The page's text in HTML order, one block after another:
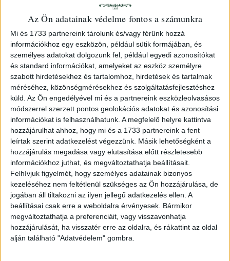
Az Ön adatainak védelme fontos a számunkra
Mi és 1733 partnereink tárolunk és/vagy férünk hozzá
információkhoz egy eszközön, például sütik formájában, és
személyes adatokat dolgozunk fel, például egyedi azonosítókat
és standard információkat, amelyeket az eszköz személyre
szabott hirdetésekhez és tartalomhoz, hirdetések és tartalmak
méréséhez, közönségmérésekhez és szolgáltatásfejlesztéshez
küld. Az Ön engedélyével mi és a partnereink eszközleolvasásos
módszerrel szerzett pontos geolokációs adatokat és azonosítási
információkat is felhasználhatunk. A megfelelő helyre kattintva
hozzájárulhat ahhoz, hogy mi és a 1733 partnereink a fent
leírtak szerint adatkezelést végezzünk. Másik lehetőségként a
hozzájárulás megadása vagy elutasítása előtt részletesebb
információkhoz juthat, és megváltoztathatja beállításait.
Felhívjuk figyelmét, hogy személyes adatainak bizonyos
kezeléséhez nem feltétlenül szükséges az Ön hozzájárulása, de
jogában áll tiltakozni az ilyen jellegű adatkezelés ellen. A
beállításai csak erre a weboldalra érvényesek. Bármikor
megváltoztathatja a preferenciáit, vagy visszavonhatja
hozzájárulását, ha visszatér erre az oldalra, és rákattint az oldal
alján található "Adatvédelem" gombra.
Azonosító
1t.+445+(6)p. A kötet végére még két levelet kötöttek be,
amelyek tartalmilag nem kötődnek a könyvhöz.
Pótolt gerincű, korabeli vászonkötésben.
Cím: 1053 Budapest., Múzeum krt. 13-15.
Telefon: +36 1 317 3514
Nyitva: hétköznap 10-18h, szombat 10-14h